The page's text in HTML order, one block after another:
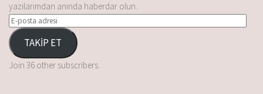
yazılarımdan anında haberdar olun.
TAKİP ET
Join 36 other subscribers.